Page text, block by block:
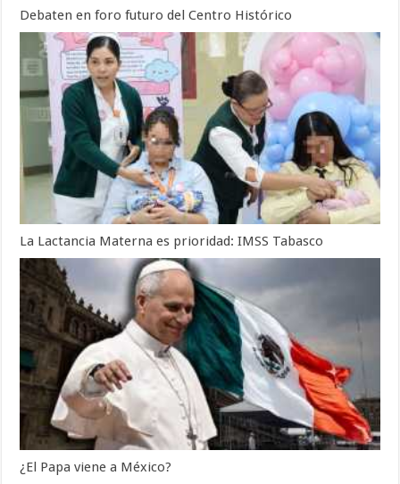
Debaten en foro futuro del Centro Histórico
La Lactancia Materna es prioridad: IMSS Tabasco
¿El Papa viene a México?